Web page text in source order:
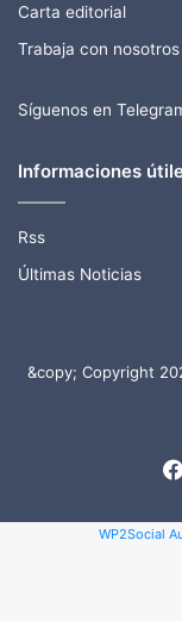
Carta editorial
Trabaja con nosotros
Síguenos en
Informaciones
Rss
Últimas Noticias
&copy; Copyright
WP2Social